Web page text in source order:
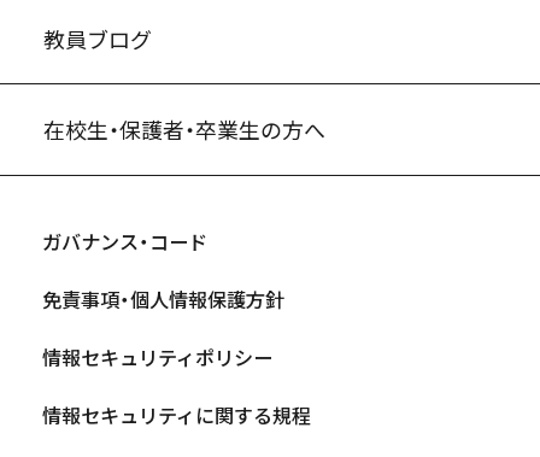
教員ブログ
在校生・保護者・卒業生の方へ
ガバナンス・コード
免責事項・個人情報保護方針
情報セキュリティポリシー
情報セキュリティに関する規程